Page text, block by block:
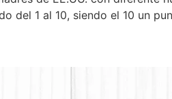
del 1 al 10, siendo el 10 un